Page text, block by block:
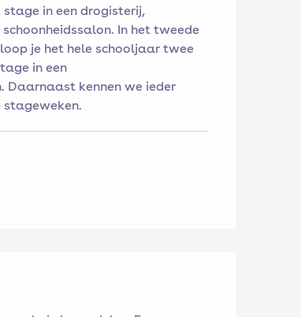
stage in een drogisterij,
In het tweede
je het hele schooljaar twee
in een
Daarnaast kennen we ieder
stageweken.